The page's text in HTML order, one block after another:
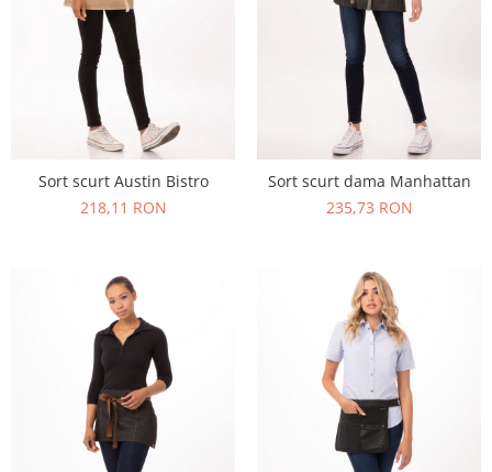
Sort scurt Austin Bistro
218,11 RON
Sort scurt dama Manhattan
235,73 RON